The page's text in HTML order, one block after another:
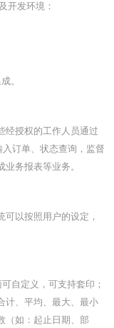
开发环境：
。
经授权的工作人员通过
订单、状态查询，监督
务报表等业务。
以按照用户的设定，
自定义，可支持套印；
计、平均、最大、最小
（如：起止日期、部